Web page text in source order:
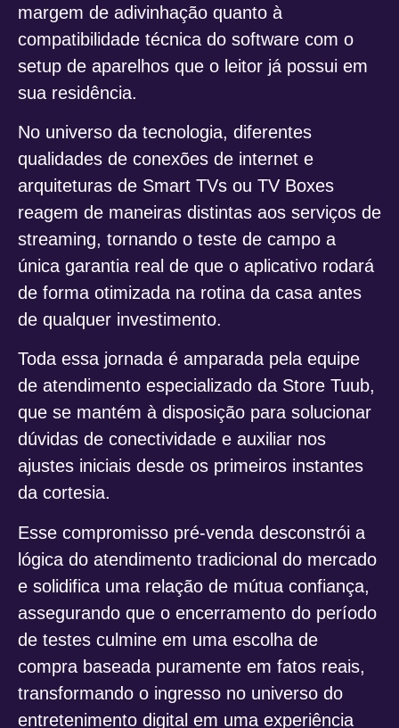
margem de adivinhação quanto à
compatibilidade técnica do software com o
setup de aparelhos que o leitor já possui em
sua residência.
No universo da tecnologia, diferentes
qualidades de conexões de internet e
arquiteturas de Smart TVs ou TV Boxes
reagem de maneiras distintas aos serviços de
streaming, tornando o teste de campo a
única garantia real de que o aplicativo rodará
de forma otimizada na rotina da casa antes
de qualquer investimento.
Toda essa jornada é amparada pela equipe
de atendimento especializado da Store Tuub,
que se mantém à disposição para solucionar
dúvidas de conectividade e auxiliar nos
ajustes iniciais desde os primeiros instantes
da cortesia.
Esse compromisso pré-venda desconstrói a
lógica do atendimento tradicional do mercado
e solidifica uma relação de mútua confiança,
assegurando que o encerramento do período
de testes culmine em uma escolha de
compra baseada puramente em fatos reais,
transformando o ingresso no universo do
entretenimento digital em uma experiência